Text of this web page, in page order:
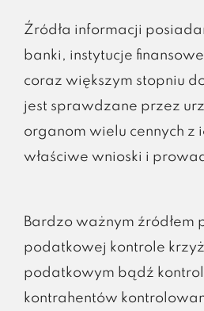
Źródła informacji
banki, instytucje
coraz większym stopniu
jest sprawdzane przez
organom wielu cennych z
właściwe wnioski i
Bardzo ważnym
podatkowej kontrole
podatkowym bądź
kontrahentów